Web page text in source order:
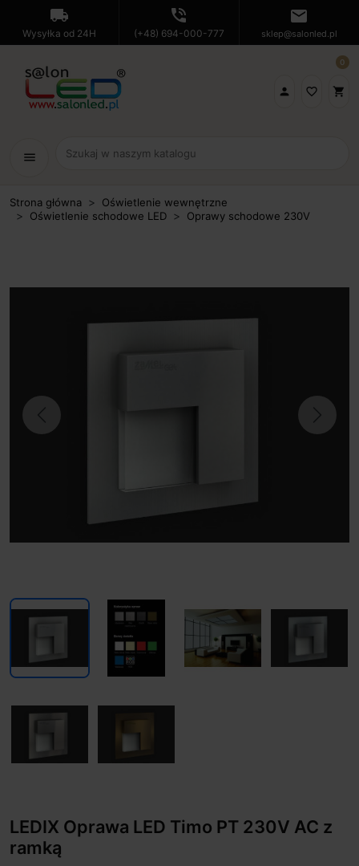
local_shipping
Wysyłka od 24H
phone_in_talk
(+48) 694-000-777
mail
sklep@salonled.pl
 favorite_border shopping_cart
0
menu
Strona główna
Oświetlenie wewnętrzne
Oświetlenie schodowe LED
Oprawy schodowe 230V
Previous Next
LEDIX Oprawa LED Timo PT 230V AC z
ramką